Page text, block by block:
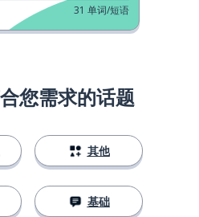
31 单词/短语
您需求的话题
其他
基础